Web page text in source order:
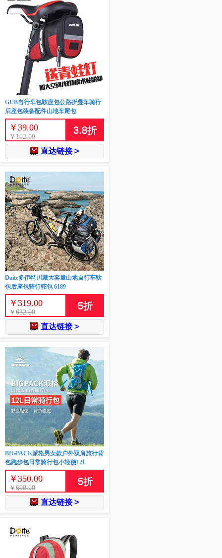
GUB自行车包鞍座包公路折叠车骑行
后座包装备配件山地车尾包
￥ 39.00
￥ 102.00
3.8折
直达链接 >
Doite多伊特川藏大容量山地自行车驮
包后座包骑行驼包 6189
￥ 319.00
￥ 632.00
5折
直达链接 >
BIGPACK派格男女款户外双肩旅行背
包跑步包日常骑行包小轻便12L
￥ 350.00
￥ 699.00
5折
直达链接 >